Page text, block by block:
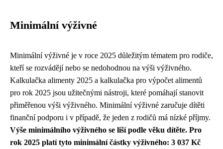
Minimální výživné
Minimální výživné je v roce 2025 důležitým tématem pro rodiče,
kteří se rozvádějí nebo se nedohodnou na výši výživného.
Kalkulačka alimenty 2025 a kalkulačka pro výpočet alimentů
pro rok 2025 jsou užitečnými nástroji, které pomáhají stanovit
přiměřenou výši výživného. Minimální výživné zaručuje dítěti
finanční podporu i v případě, že jeden z rodičů má nízké příjmy.
Výše minimálního výživného se liší podle věku dítěte. Pro
rok 2025 platí tyto minimální částky výživného: 3 037 Kč